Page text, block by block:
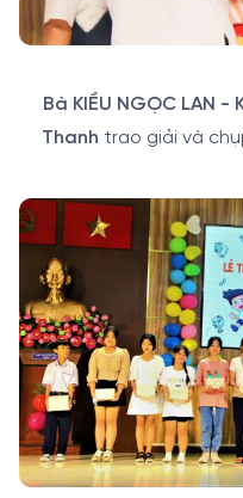
Bà KIỀU NGỌC LAN
Thanh trao giải và